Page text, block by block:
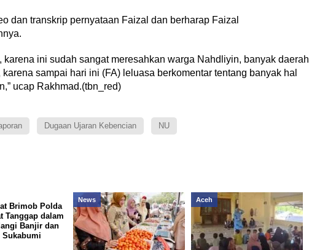
dan transkrip pernyataan Faizal dan berharap Faizal
karena ini sudah sangat meresahkan warga Nahdliyin, banyak daerah
sampai hari ini (FA) leluasa berkomentar tentang banyak hal
ucap Rakhmad.(tbn_red)
Dugaan Ujaran Kebencian NU
Brimob Polda
Tanggap dalam
Banjir dan
News Aceh